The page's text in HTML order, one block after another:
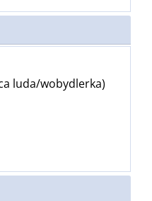
luda/wobydlerka)